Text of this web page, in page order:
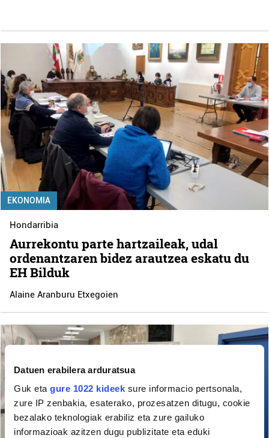
Datuen erabilera arduratsua
Guk eta gure 1022 kideek sure informacio pertsonala,
zure IP zenbakia, esaterako, prozesatzen ditugu, cookie
bezalako teknologiak erabiliz eta zure gailuko
informazioak azitzen dugu publizitate eta eduki
EKONOMIA
Hondarribia
Aurrekontu parte hartzaileak, udal
ordenantzaren bidez arautzea eskatu du
EH Bilduk
Alaine Aranburu Etxegoien